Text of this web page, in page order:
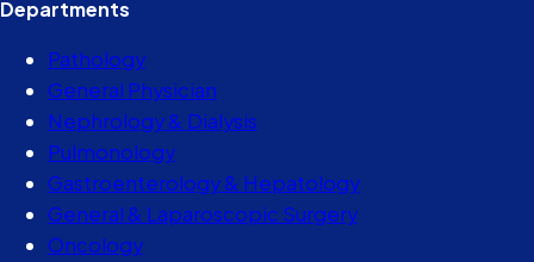
Departments
Pathology
General Physician
Nephrology & Dialysis
Pulmonology
Gastroenterology & Hepatology
General & Laparoscopic Surgery
Oncology